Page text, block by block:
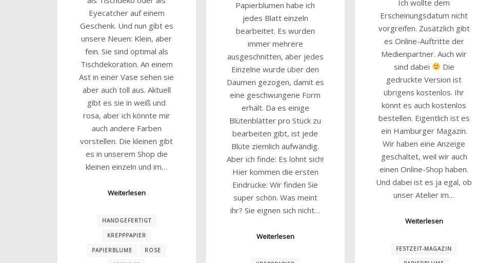
Eyecatcher auf einem
Geschenk. Und nun gibt es
unsere Neuen: Klein, aber
fein. Sie sind optimal als
Tischdekoration. An einem
Ast in einer Vase sehen sie
aber auch toll aus. Aktuell
gibt es sie in weiß und
rosa, aber ich könnte mir
auch andere Farben
vorstellen. Die kleinen gibt
es in unserem Shop die
kleinen einzeln und im…
Weiterlesen
HANDGEFERTIGT
KREPPPAPIER
PAPIERBLUME ROSE
Papierblumen habe ich
jedes Blatt einzeln
bearbeitet. Es wurden
immer mehrere
ausgeschnitten, aber jedes
Einzelne wurde über den
Daumen gezogen, damit es
eine geschwungene Form
erhält. Da es einige
Blütenblätter pro Stück zu
bearbeiten gibt, ist jede
Blüte ziemlich aufwändig.
Aber ich finde: Es lohnt sich!
Hier kommen die ersten
Eindrücke: Wir finden Sie
super schön. Was meint
ihr? Sie eignen sich nicht…
Weiterlesen
Ich wollte dem
Erscheinungsdatum nicht
vorgreifen. Zusätzlich gibt
es Online-Auftritte der
Medienpartner. Auch wir
sind dabei
Die
gedruckte Version ist
übrigens kostenlos. Ihr
könnt es auch kostenlos
bestellen. Eigentlich ist es
ein Hamburger Magazin.
Wir haben eine Anzeige
geschaltet, weil wir auch
einen Online-Shop haben.
Und dabei ist es ja egal, ob
unser Atelier im…
Weiterlesen
FESTZEIT-MAGAZIN